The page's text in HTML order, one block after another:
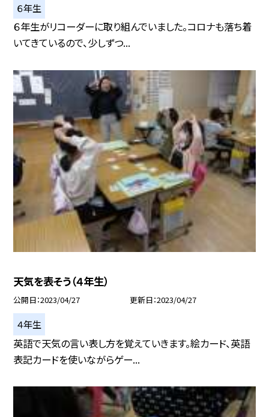
６年生
６年生がリコーダーに取り組んでいました。コロナも落ち着
いてきているので、少しずつ...
天気を表そう（４年生）
公開日 2023/04/27 更新日 2023/04/27
４年生
英語で天気の言い表し方を覚えていきます。絵カード、英語
表記カードを使いながらゲー...